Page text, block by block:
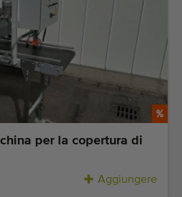
per la copertura di
Aggiungere